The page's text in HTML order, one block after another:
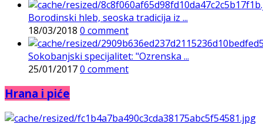
Borodinski hleb, seoska tradicija iz ...
18/03/2018 0 comment
Sokobanjski specijalitet: "Ozrenska ...
25/01/20170 comment
Hrana i piće